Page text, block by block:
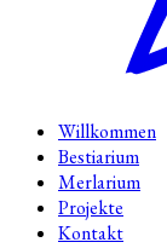
Willkommen
Bestiarium
Merlarium
Projekte
Kontakt